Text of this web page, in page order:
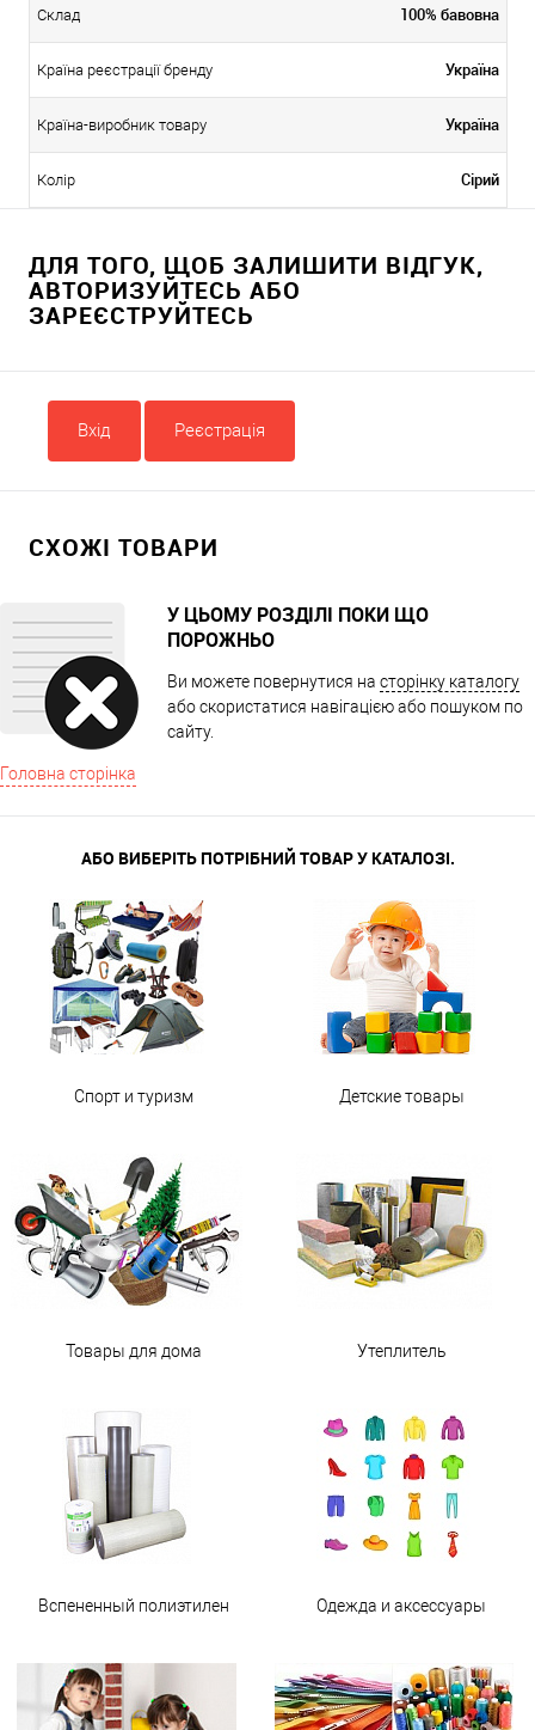
Склад 100% бавовна
Країна реєстрації бренду Україна
Країна-виробник товару Україна
Колір Сірий
ДЛЯ ТОГО, ЩОБ ЗАЛИШИТИ ВІДГУК,
АВТОРИЗУЙТЕСЬ АБО
ЗАРЕЄСТРУЙТЕСЬ
Вхід Реєстрація
СХОЖІ ТОВАРИ
У ЦЬОМУ РОЗДІЛІ ПОКИ ЩО
ПОРОЖНЬО
Ви можете повернутися на сторінку каталогу
або скористатися навігацією або пошуком по
сайту.
Головна сторінка
АБО ВИБЕРІТЬ ПОТРІБНИЙ ТОВАР У КАТАЛОЗІ.
Спорт и туризм Детские товары
Товары для дома Утеплитель
Вспененный полиэтилен Одежда и аксессуары